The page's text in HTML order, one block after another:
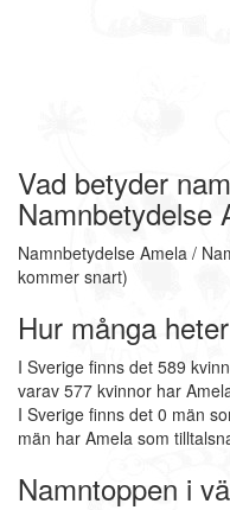
Vad betyder
Namnbetydelse
Namnbetydelse Amela /
kommer snart)
Hur många
I Sverige finns det 589
varav 577 kvinnor har
I Sverige finns det 0 män
män har Amela som
Namntoppen i